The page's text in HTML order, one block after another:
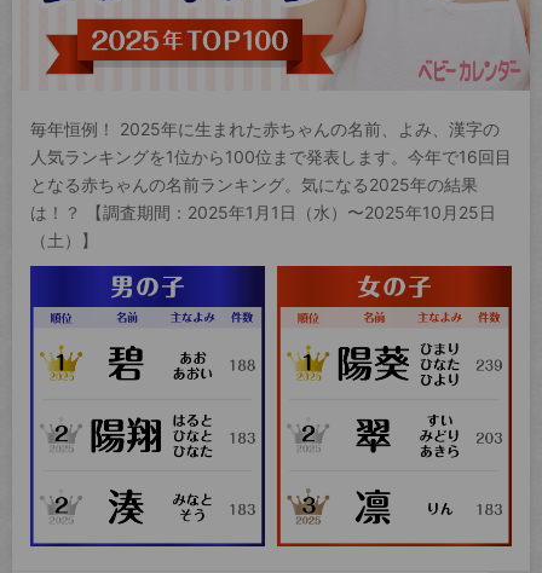
毎年恒例！ 2025年に生まれた赤ちゃんの名前、よみ、漢字の
人気ランキングを1位から100位まで発表します。今年で16回目
となる赤ちゃんの名前ランキング。気になる2025年の結果
は！？ 【調査期間：2025年1月1日（水）〜2025年10月25日
（土）】